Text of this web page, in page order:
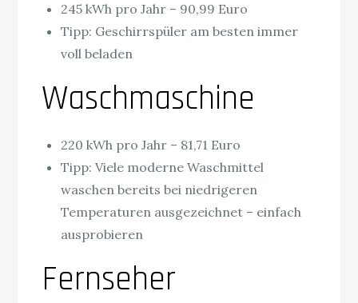
245 kWh pro Jahr – 90,99 Euro
Tipp: Geschirrspüler am besten immer
voll beladen
Waschmaschine
220 kWh pro Jahr – 81,71 Euro
Tipp: Viele moderne Waschmittel
waschen bereits bei niedrigeren
Temperaturen ausgezeichnet – einfach
ausprobieren
Fernseher